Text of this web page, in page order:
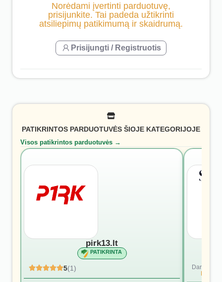
Norėdami įvertinti parduotuvę,
prisijunkite. Tai padeda užtikrinti
atsiliepimų patikimumą ir skaidrumą.
Prisijungti / Registruotis
PATIKRINTOS PARDUOTUVĖS ŠIOJE KATEGORIJOJE
Visos patikrintos parduotuvės →
pirk13.lt
PATIKRINTA
5(1)
Dar nėra